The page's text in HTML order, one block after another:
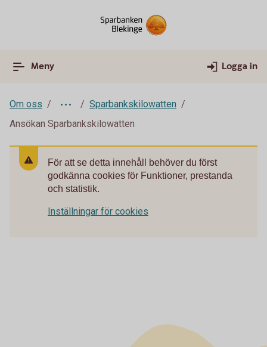
Meny Logga in
Om oss
Sparbankskilowatten
Ansökan Sparbankskilowatten
För att se detta innehåll behöver du först
godkänna cookies för Funktioner, prestanda
och statistik.
Inställningar för cookies